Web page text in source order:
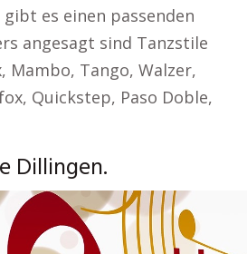
es einen passenden
angesagt sind Tanzstile
Mambo, Tango, Walzer,
Quickstep, Paso Doble,
Dillingen.